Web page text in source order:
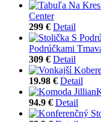
Center
299 € Detail
Podrúčkami
309 € Detail
19.98 € Detail
94.9 € Detail